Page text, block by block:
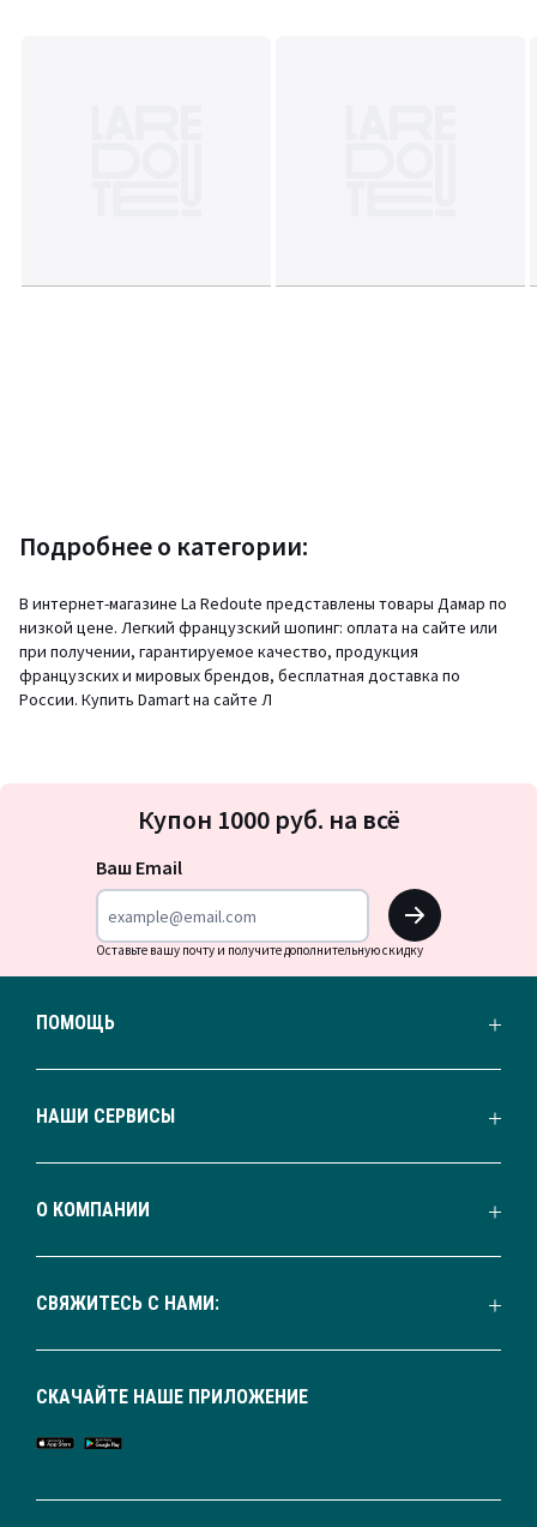
Подробнее о категории:
В интернет-магазине La Redoute представлены товары Дамар по
низкой цене. Легкий французский шопинг: оплата на сайте или
при получении, гарантируемое качество, продукция
французских и мировых брендов, бесплатная доставка по
России. Купить Damart на сайте Л
на
Купон 1000 руб. на всё
Ваш Email
OK
Оставьте вашу почту и получите дополнительную скидку
ПОМОЩЬ
НАШИ СЕРВИСЫ
О КОМПАНИИ
СВЯЖИТЕСЬ С НАМИ:
СКАЧАЙТЕ НАШЕ ПРИЛОЖЕНИЕ